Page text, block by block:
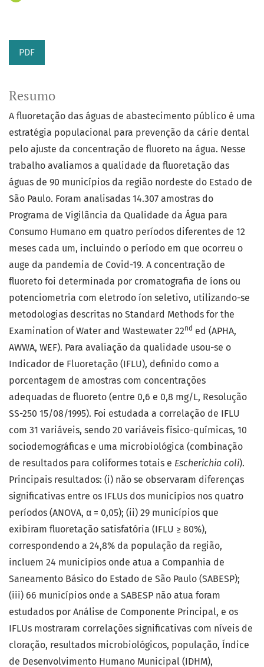
PDF
Resumo
A fluoretação das águas de abastecimento público é uma
estratégia populacional para prevenção da cárie dental
pelo ajuste da concentração de fluoreto na água. Nesse
trabalho avaliamos a qualidade da fluoretação das
águas de 90 municípios da região nordeste do Estado de
São Paulo. Foram analisadas 14.307 amostras do
Programa de Vigilância da Qualidade da Água para
Consumo Humano em quatro períodos diferentes de 12
meses cada um, incluindo o período em que ocorreu o
auge da pandemia de Covid-19. A concentração de
fluoreto foi determinada por cromatografia de íons ou
potenciometria com eletrodo íon seletivo, utilizando-se
metodologias descritas no Standard Methods for the
Examination of Water and Wastewater 22nd ed (APHA,
AWWA, WEF). Para avaliação da qualidade usou-se o
Indicador de Fluoretação (IFLU), definido como a
porcentagem de amostras com concentrações
adequadas de fluoreto (entre 0,6 e 0,8 mg/L, Resolução
SS-250 15/08/1995). Foi estudada a correlação de IFLU
com 31 variáveis, sendo 20 variáveis físico-químicas, 10
sociodemográficas e uma microbiológica (combinação
de resultados para coliformes totais e Escherichia coli).
Principais resultados: (i) não se observaram diferenças
significativas entre os IFLUs dos municípios nos quatro
períodos (ANOVA, α = 0,05); (ii) 29 municípios que
exibiram fluoretação satisfatória (IFLU ≥ 80%),
correspondendo a 24,8% da população da região,
incluem 24 municípios onde atua a Companhia de
Saneamento Básico do Estado de São Paulo (SABESP);
(iii) 66 municípios onde a SABESP não atua foram
estudados por Análise de Componente Principal, e os
IFLUs mostraram correlações significativas com níveis de
cloração, resultados microbiológicos, população, Índice
de Desenvolvimento Humano Municipal (IDHM),